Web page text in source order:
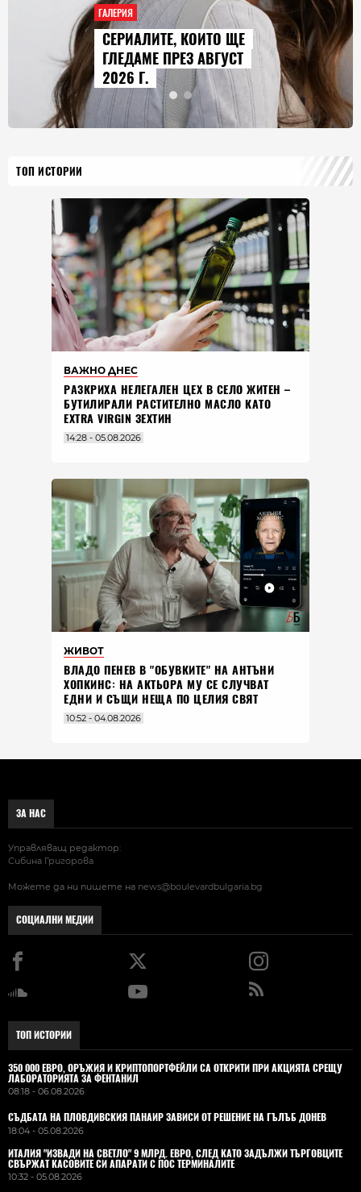
ГАЛЕРИЯ
AUDI Q9 СТАВА НАЙ-
ГОЛЕМИЯТ МОДЕЛ В
ИСТОРИЯТА НА МАРКАТА
ТОП ИСТОРИИ
ВАЖНО ДНЕС
РАЗКРИХА НЕЛЕГАЛЕН ЦЕХ В СЕЛО ЖИТЕН –
БУТИЛИРАЛИ РАСТИТЕЛНО МАСЛО КАТО
EXTRA VIRGIN ЗЕХТИН
14:28 - 05.08.2026
ЖИВОТ
ВЛАДO ПЕНЕВ В "ОБУВКИТЕ" НА АНТЪНИ
ХОПКИНС: НА АКТЬОРА МУ СЕ СЛУЧВАТ
ЕДНИ И СЪЩИ НЕЩА ПО ЦЕЛИЯ СВЯТ
10:52 - 04.08.2026
ЗА НАС
Управляващ редактор:
Сибина Григорова
Можете да ни пишете на news@boulevardbulgaria.bg
СОЦИАЛНИ МЕДИИ
ТОП ИСТОРИИ
350 000 ЕВРО, ОРЪЖИЯ И КРИПТОПОРТФЕЙЛИ СА ОТКРИТИ ПРИ АКЦИЯТА СРЕЩУ
ЛАБОРАТОРИЯТА ЗА ФЕНТАНИЛ
08:18 - 06.08.2026
СЪДБАТА НА ПЛОВДИВСКИЯ ПАНАИР ЗАВИСИ ОТ РЕШЕНИЕ НА ГЪЛЪБ ДОНЕВ
18:04 - 05.08.2026
ИТАЛИЯ "ИЗВАДИ НА СВЕТЛО" 9 МЛРД. ЕВРО, СЛЕД КАТО ЗАДЪЛЖИ ТЪРГОВЦИТЕ
СВЪРЖАТ КАСОВИТЕ СИ АПАРАТИ С ПОС ТЕРМИНАЛИТЕ
10:32 - 05.08.2026